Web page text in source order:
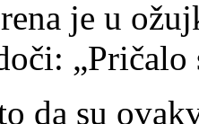
je u
ovakvi